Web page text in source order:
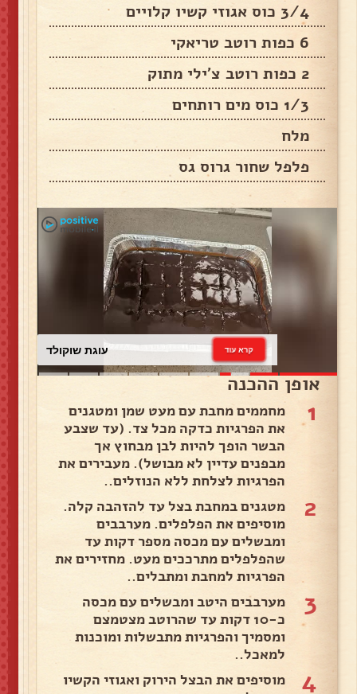
3/4 כוס אגוזי קשיו קלויים
6 כפות רוטב טריאקי
2 כפות רוטב צ'ילי מתוק
1/3 כוס מים רותחים
מלח
פלפל שחור גרוס גס
עוגת שוקולד קרא עוד
אופן ההכנה
1
מחממים מחבת עם מעט שמן ומטגנים
את הפרגיות כדקה מכל צד. (עד שצבע
הבשר הופך להיות לבן מבחוץ אך
מבפנים עדיין לא מבושל). מעבירים את
הפרגיות לצלחת ללא הנוזלים..
2
מטגנים במחבת בצל עד להזהבה קלה.
מוסיפים את הפלפלים. מערבבים
ומבשלים עם מכסה מספר דקות עד
שהפלפלים מתרככים מעט. מחזירים את
הפרגיות למחבת ומתבלים..
3
מערבבים היטב ומבשלים עם מכסה
כ-10 דקות עד שהרוטב מצטמצם
ומסמיך והפרגיות מתבשלות ומוכנות
למאכל..
4
מוסיפים את הבצל הירוק ואגוזי הקשיו